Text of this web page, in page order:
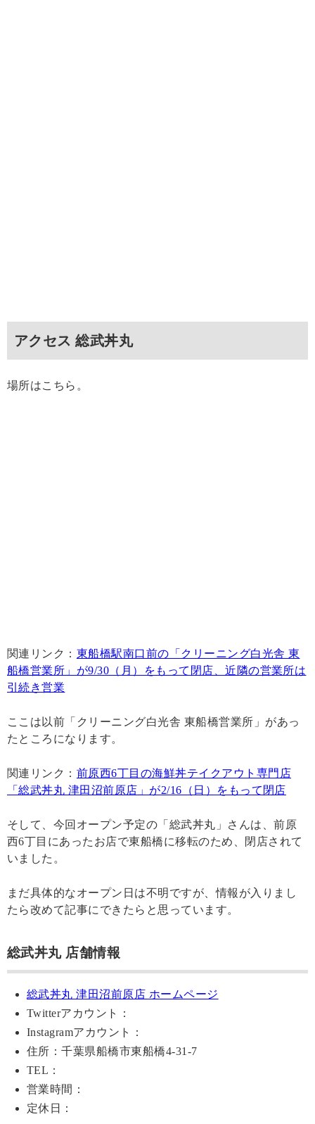
アクセス 総武丼丸
場所はこちら。
関連リンク： 東船橋駅南口前の「クリーニング白光舎 東
船橋営業所」が9/30（月）をもって閉店、近隣の営業所は
引続き営業
ここは以前「クリーニング白光舎 東船橋営業所」があっ
たところになります。
関連リンク： 前原西6丁目の海鮮丼テイクアウト専門店
「総武丼丸 津田沼前原店」が2/16（日）をもって閉店
そして、今回オープン予定の「総武丼丸」さんは、前原
西6丁目にあったお店で東船橋に移転のため、閉店されて
いました。
まだ具体的なオープン日は不明ですが、情報が入りまし
たら改めて記事にできたらと思っています。
総武丼丸 店舗情報
総武丼丸 津田沼前原店 ホームページ
Twitterアカウント：
Instagramアカウント：
住所：千葉県船橋市東船橋4-31-7
TEL：
営業時間：
定休日：